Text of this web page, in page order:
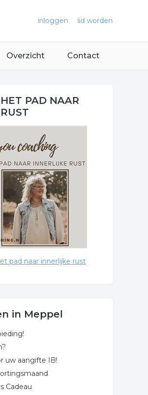
inloggen lid worden
Overzicht Contact
PAD NAAR
pad naar innerlijke rust
in Meppel
uw aangifte IB!
Cadeau